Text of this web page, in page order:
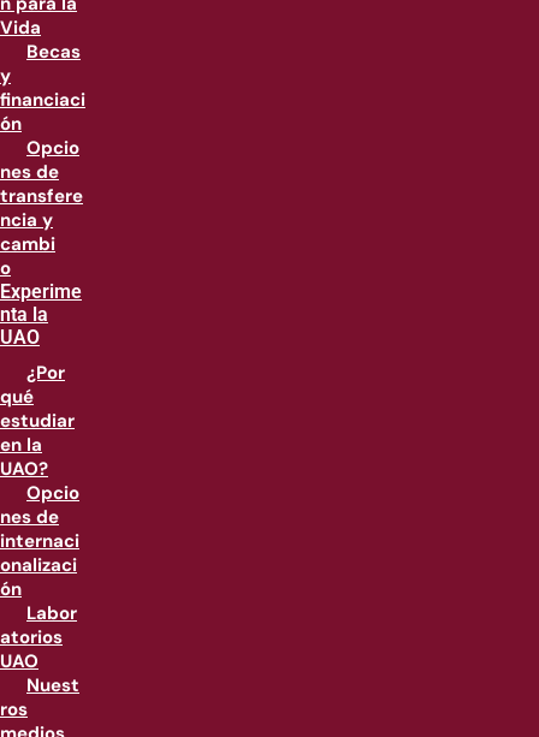
Vida
Becas
y
financiaci
ón
Opcio
nes de
transfere
ncia y
cambi
o
Experime
nta la
UAO
¿Por
qué
estudiar
en la
UAO?
Opcio
nes de
internaci
onalizaci
ón
Labor
atorios
UAO
Nuest
ros